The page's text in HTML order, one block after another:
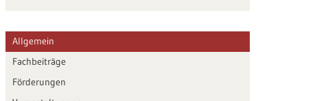
Allgemein
Fachbeiträge
Förderungen